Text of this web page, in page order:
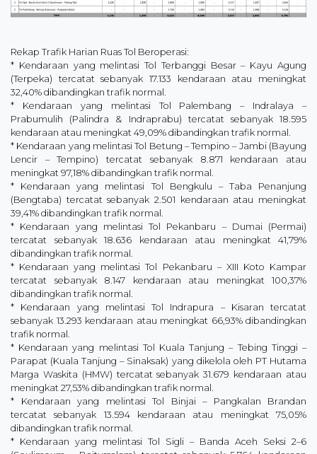
Rekap Trafik Harian Ruas Tol Beroperasi:
* Kendaraan yang melintasi Tol Terbanggi Besar – Kayu Agung
(Terpeka) tercatat sebanyak 17.133 kendaraan atau meningkat
32,40% dibandingkan trafik normal.
* Kendaraan yang melintasi Tol Palembang – Indralaya –
Prabumulih (Palindra & Indraprabu) tercatat sebanyak 18.595
kendaraan atau meningkat 49,09% dibandingkan trafik normal.
* Kendaraan yang melintasi Tol Betung – Tempino – Jambi (Bayung
Lencir – Tempino) tercatat sebanyak 8.871 kendaraan atau
meningkat 97,18% dibandingkan trafik normal.
* Kendaraan yang melintasi Tol Bengkulu – Taba Penanjung
(Bengtaba) tercatat sebanyak 2.501 kendaraan atau meningkat
39,41% dibandingkan trafik normal.
* Kendaraan yang melintasi Tol Pekanbaru – Dumai (Permai)
tercatat sebanyak 18.636 kendaraan atau meningkat 41,79%
dibandingkan trafik normal.
* Kendaraan yang melintasi Tol Pekanbaru – XIII Koto Kampar
tercatat sebanyak 8.147 kendaraan atau meningkat 100,37%
dibandingkan trafik normal.
* Kendaraan yang melintasi Tol Indrapura – Kisaran tercatat
sebanyak 13.293 kendaraan atau meningkat 66,93% dibandingkan
trafik normal.
* Kendaraan yang melintasi Tol Kuala Tanjung – Tebing Tinggi –
Parapat (Kuala Tanjung – Sinaksak) yang dikelola oleh PT Hutama
Marga Waskita (HMW) tercatat sebanyak 31.679 kendaraan atau
meningkat 27,53% dibandingkan trafik normal.
* Kendaraan yang melintasi Tol Binjai – Pangkalan Brandan
tercatat sebanyak 13.594 kendaraan atau meningkat 75,05%
dibandingkan trafik normal.
* Kendaraan yang melintasi Tol Sigli – Banda Aceh Seksi 2–6